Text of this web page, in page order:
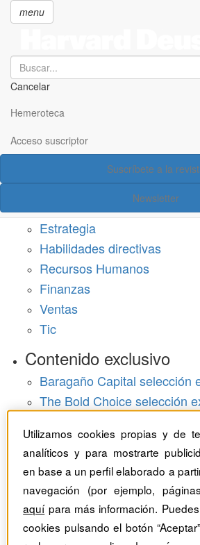
principal
menu
Search
Cancelar
Hemeroteca
Acceso suscriptor
Suscríbete a la
Newsletter
Acceso suscriptor
Estrategia
Habilidades directivas
Recursos Humanos
Finanzas
Ventas
Tic
Contenido exclusivo
Baragaño Capital selección
The Bold Choice selección
Hemeroteca
Monográficos
Dossieres
Utilizamos cookies propias y de
analíticos y para mostrarte
en base a un perfil elaborado a
navegación (por ejemplo,
aquípara más información.
cookies pulsando el botón